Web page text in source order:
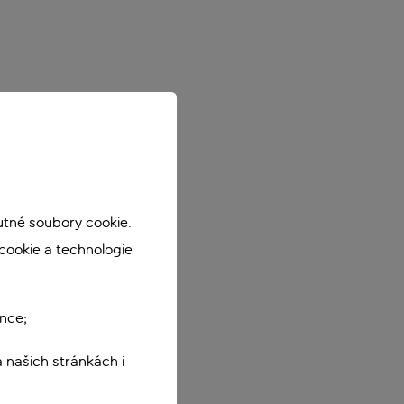
soubory cookie.
a technologie
našich stránkách i